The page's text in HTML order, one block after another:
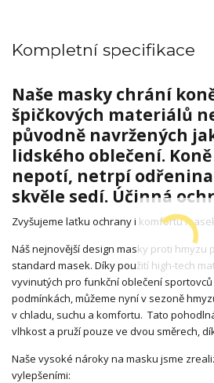
Kompletní specifikace
Naše masky chrání
špičkových materiálů
původně navržených
lidského oblečení.
nepotí, netrpí
skvěle sedí. Účinná
Zvyšujeme laťku ochrany i komfortu
Náš nejnovější design masky proti hmyzu
standard masek. Díky použití high-tech
vyvinutých pro funkční oblečení
podmínkách, můžeme nyní v sezoně
v chladu, suchu a komfortu. Tato
vlhkost a pruží pouze ve dvou směrech,
Naše vysoké nároky na masku jsme
vylepšeními: